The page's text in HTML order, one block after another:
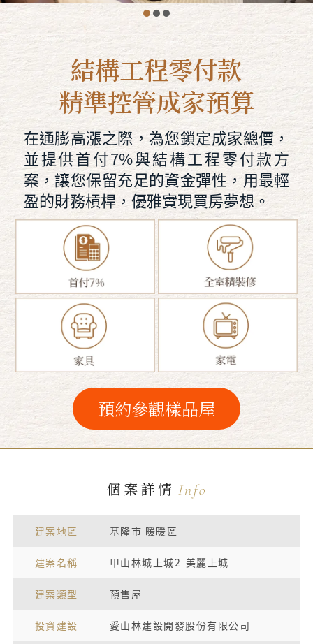
結構工程零付款
精準控管成家預算
在通膨高漲之際，為您鎖定成家總價，
並提供首付7%與結構工程零付款方
案，讓您保留充足的資金彈性，用最輕
盈的財務槓桿，優雅實現買房夢想。
預約參觀樣品屋
個案詳情 Info
建案地區 基隆市 暖暖區
建案名稱 甲山林城上城2-美麗上城
建案類型 預售屋
投資建設 愛山林建設開發股份有限公司